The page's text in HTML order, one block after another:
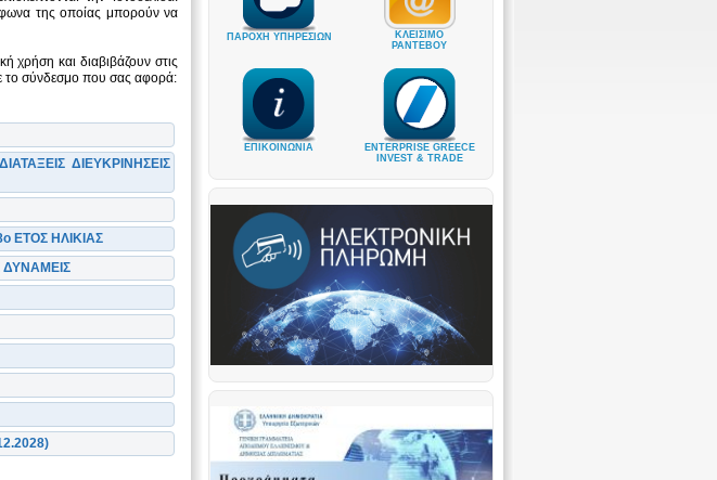
της οποίας μπορούν να
χρήση και διαβιβάζουν στις
το σύνδεσμο που σας αφορά:
ΔΙΕΥΚΡΙΝΗΣΕΙΣ
ΕΤΟΣ ΗΛΙΚΙΑΣ
ΠΑΡΟΧΗ ΥΠΗΡΕΣΙΩΝ
ΚΛΕΙΣΙΜΟ
ΡΑΝΤΕΒΟΥ
ΕΠΙΚΟΙΝΩΝΙΑ
ENTERPRISE GREECE
INVEST & TRADE